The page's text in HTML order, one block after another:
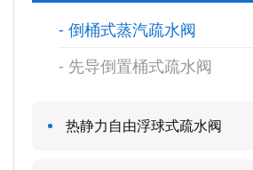
倒桶式蒸汽疏水阀
先导倒置桶式疏水阀
热静力自由浮球式疏水阀